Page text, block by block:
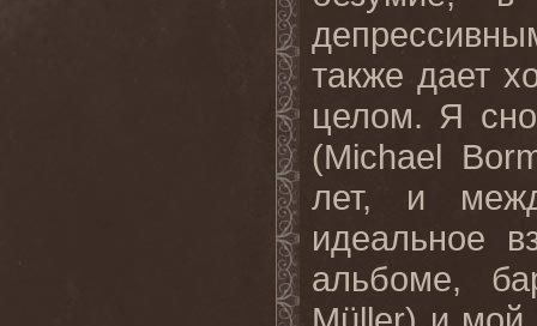
также дает
целом. Я
(Michael
лет, и
идеальное
альбоме,